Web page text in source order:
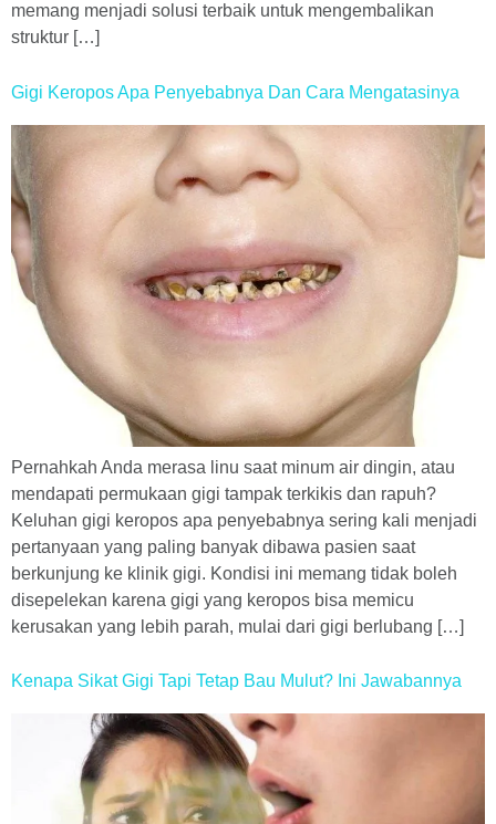
memang menjadi solusi terbaik untuk mengembalikan
struktur […]
Gigi Keropos Apa Penyebabnya Dan Cara Mengatasinya
Pernahkah Anda merasa linu saat minum air dingin, atau
mendapati permukaan gigi tampak terkikis dan rapuh?
Keluhan gigi keropos apa penyebabnya sering kali menjadi
pertanyaan yang paling banyak dibawa pasien saat
berkunjung ke klinik gigi. Kondisi ini memang tidak boleh
disepelekan karena gigi yang keropos bisa memicu
kerusakan yang lebih parah, mulai dari gigi berlubang […]
Kenapa Sikat Gigi Tapi Tetap Bau Mulut? Ini Jawabannya